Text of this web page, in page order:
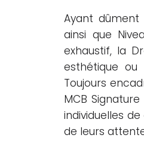
Ayant dûment
ainsi que
exhaustif, la
esthétique
Toujours
MCB
individuelles
de leurs